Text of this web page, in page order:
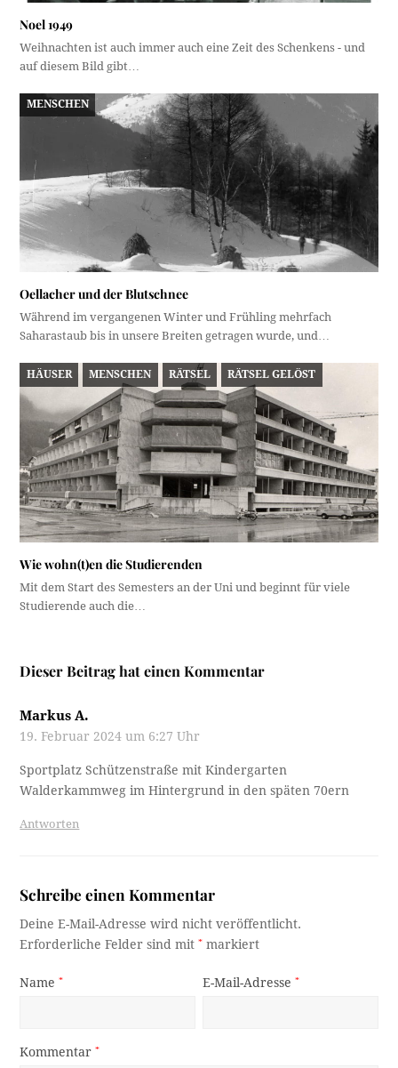
Noel 1949
Weihnachten ist auch immer auch eine Zeit des Schenkens - und
auf diesem Bild gibt…
MENSCHEN
Oellacher und der Blutschnee
Während im vergangenen Winter und Frühling mehrfach
Saharastaub bis in unsere Breiten getragen wurde, und…
HÄUSER MENSCHEN RÄTSEL RÄTSEL GELÖST
Wie wohn(t)en die Studierenden
Mit dem Start des Semesters an der Uni und beginnt für viele
Studierende auch die…
Dieser Beitrag hat einen Kommentar
Markus A.
19. Februar 2024 um 6:27 Uhr
Sportplatz Schützenstraße mit Kindergarten
Walderkammweg im Hintergrund in den späten 70ern
Antworten
Schreibe einen Kommentar
Deine E-Mail-Adresse wird nicht veröffentlicht.
Erforderliche Felder sind mit* markiert
Name* E-Mail-Adresse*
Kommentar*